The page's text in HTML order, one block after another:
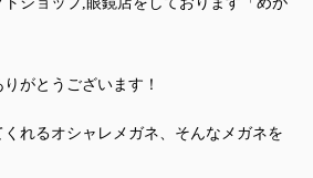
がとうございます！
れるオシャレメガネ、そんなメガネを